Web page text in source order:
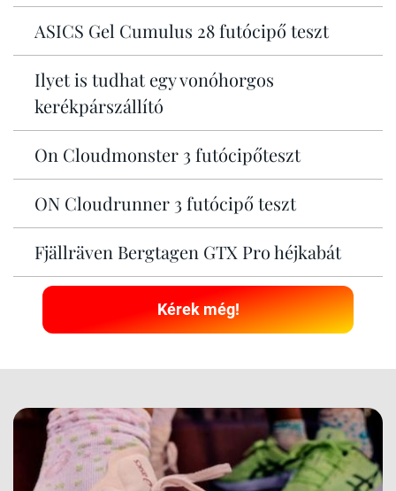
ASICS Gel Cumulus 28 futócipő teszt
Ilyet is tudhat egy vonóhorgos
kerékpárszállító
On Cloudmonster 3 futócipőteszt
ON Cloudrunner 3 futócipő teszt
Fjällräven Bergtagen GTX Pro héjkabát
Kérek még!